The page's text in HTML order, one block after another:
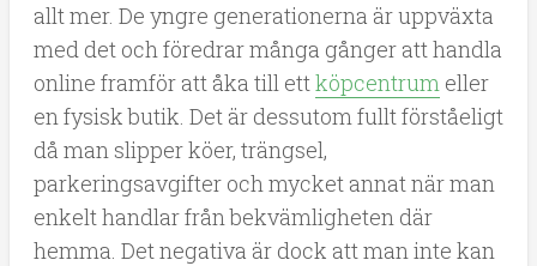
allt mer. De yngre generationerna är uppväxta
med det och föredrar många gånger att handla
online framför att åka till ettköpcentrumeller
en fysisk butik. Det är dessutom fullt förståeligt
då man slipper köer, trängsel,
parkeringsavgifter och mycket annat när man
enkelt handlar från bekvämligheten där
hemma. Det negativa är dock att man inte kan